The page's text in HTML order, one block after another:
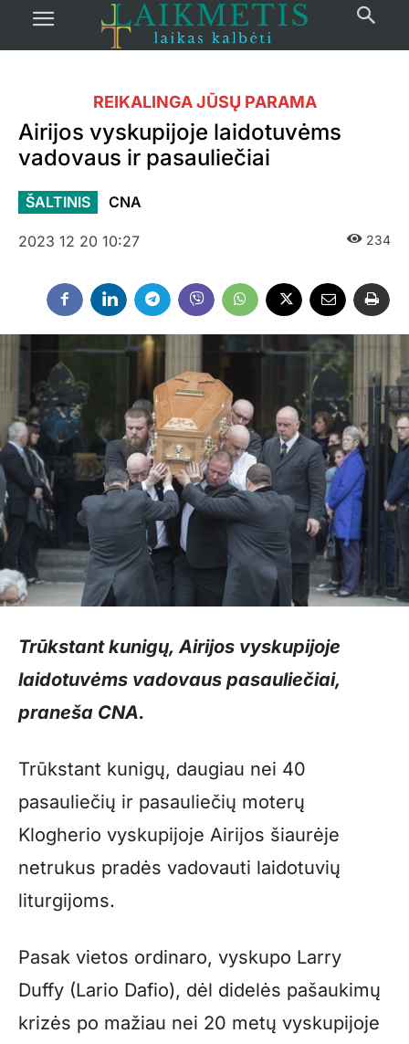
REIKALINGA JŪSŲ PARAMA
Airijos vyskupijoje laidotuvėms
vadovaus ir pasauliečiai
ŠALTINIS CNA
2023 12 20 10:27 234
Trūkstant kunigų, Airijos vyskupijoje
laidotuvėms vadovaus pasauliečiai,
praneša CNA.
Trūkstant kunigų, daugiau nei 40
pasauliečių ir pasauliečių moterų
Klogherio vyskupijoje Airijos šiaurėje
netrukus pradės vadovauti laidotuvių
liturgijoms.
Pasak vietos ordinaro, vyskupo Larry
Duffy (Lario Dafio), dėl didelės pašaukimų
krizės po mažiau nei 20 metų vyskupijoje